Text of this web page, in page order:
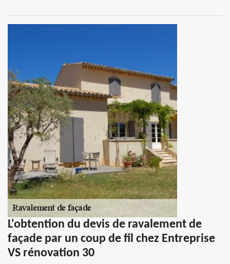
L'obtention du devis de ravalement de
façade par un coup de fil chez Entreprise
VS rénovation 30